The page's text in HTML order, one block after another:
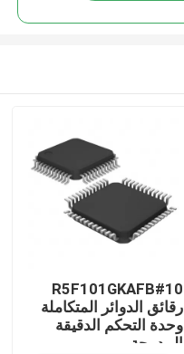
R5F101GKAFB#10
رقائق الدوائر المتكاملة
وحدة التحكم الدقيقة
المدمجة